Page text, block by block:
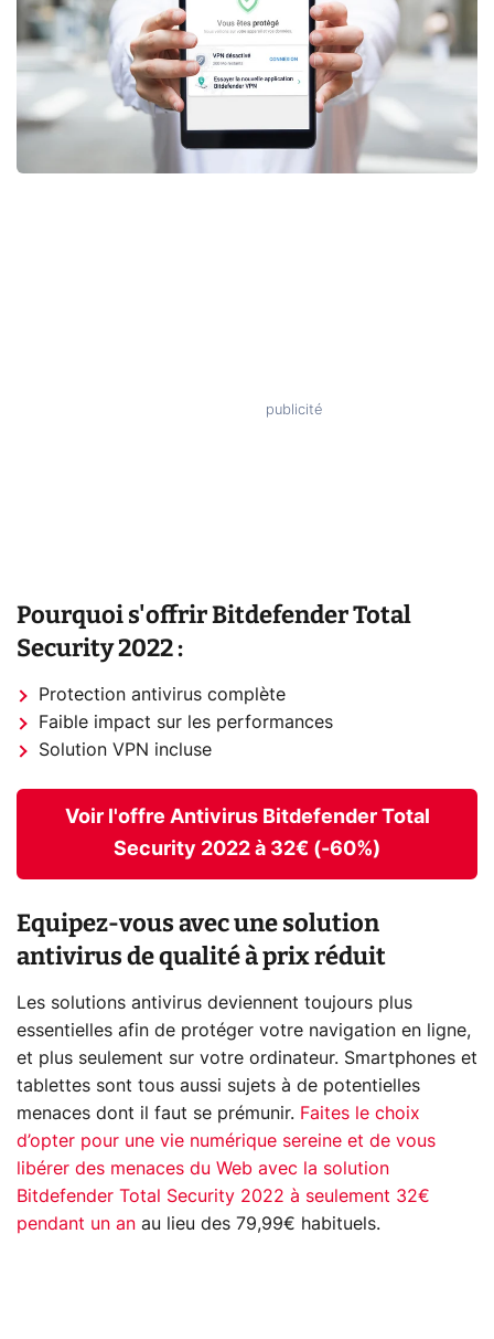
Pourquoi s'offrir Bitdefender Total
Security 2022 :
Protection antivirus complète
Faible impact sur les performances
Solution VPN incluse
Voir l'offre Antivirus Bitdefender Total
Security 2022 à 32€ (-60%)
Equipez-vous avec une solution
antivirus de qualité à prix réduit
Les solutions antivirus deviennent toujours plus
essentielles afin de protéger votre navigation en ligne,
et plus seulement sur votre ordinateur. Smartphones et
tablettes sont tous aussi sujets à de potentielles
menaces dont il faut se prémunir. Faites le choix
d’opter pour une vie numérique sereine et de vous
libérer des menaces du Web avec la solution
Bitdefender Total Security 2022 à seulement 32€
pendant un an au lieu des 79,99€ habituels.